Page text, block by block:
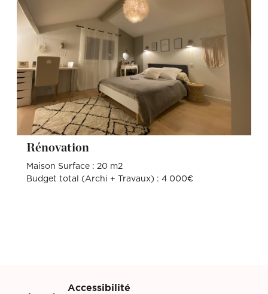
Rénovation
Maison Surface : 20 m2
Budget total (Archi + Travaux) : 4 000€
Accessibilité